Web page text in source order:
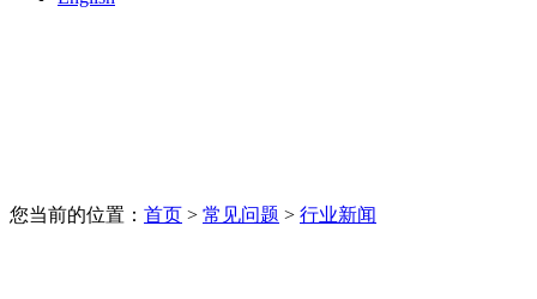
您当前的位置： 首页 > 常见问题 > 行业新闻